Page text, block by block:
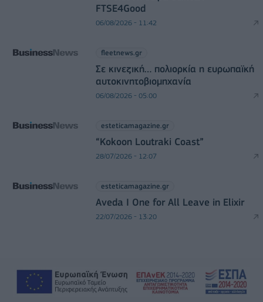
FTSE4Good
06/08/2026 - 11:42
fleetnews.gr
Σε κινεζική… πολιορκία η ευρωπαϊκή
αυτοκινητοβιομηχανία
06/08/2026 - 05:00
esteticamagazine.gr
“Kokoon Loutraki Coast”
28/07/2026 - 12:07
esteticamagazine.gr
Aveda I One for All Leave in Elixir
22/07/2026 - 13:20